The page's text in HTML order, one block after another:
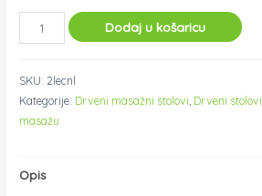
dijelni
masažni
+
Dodaj u košaricu
SKU: 2lecnl
Kategorije: Drveni masažni stolovi Drveni stolovi
masažu
Opis